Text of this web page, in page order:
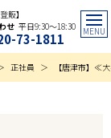
販】
せ 平日9:30〜18:30
73-1811
正社員 【唐津市】≪